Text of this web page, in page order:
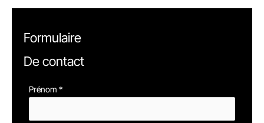
Formulaire
De contact
Formulaire
avec
Prénom *